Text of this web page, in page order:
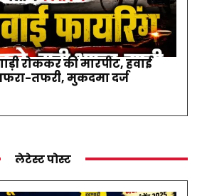
रोककर की मारपीट, हवाई
तफरी, मुकदमा दर्ज
लेटेस्ट पोस्ट